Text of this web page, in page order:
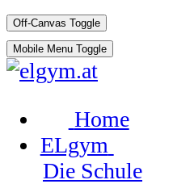
Off-Canvas Toggle
Mobile Menu Toggle
Home
ELgym
Die Schule